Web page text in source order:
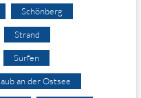
Schönberg
Strand
Surfen
an der Ostsee